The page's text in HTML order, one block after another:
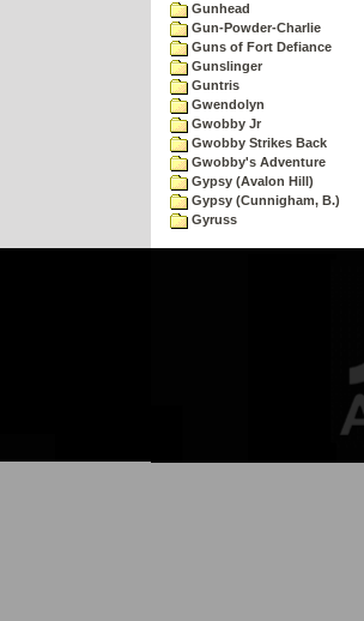
Gunhead
Gun-Powder-Charlie
Guns of Fort Defiance
Gunslinger
Guntris
Gwendolyn
Gwobby Jr
Gwobby Strikes Back
Gwobby's Adventure
Gypsy (Avalon Hill)
Gypsy (Cunnigham, B.)
Gyruss